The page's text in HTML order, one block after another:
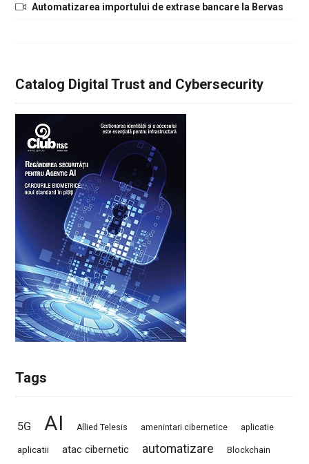
Automatizarea importului de extrase bancare la Bervas
Catalog Digital Trust and Cybersecurity
Tags
5G AI Allied Telesis amenintari cibernetice aplicatie
aplicatii atac cibernetic automatizare Blockchain